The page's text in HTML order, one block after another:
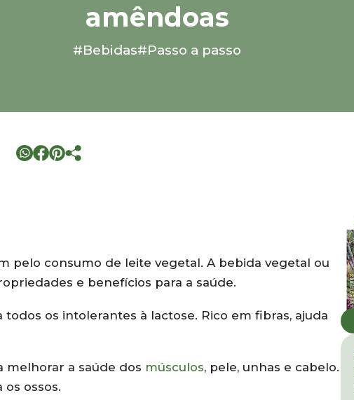
amêndoas
#Bebidas#Passo a passo
pelo consumo de leite vegetal. A bebida vegetal ou
e benefícios para a saúde.
os intolerantes à lactose. Rico em fibras, ajuda
melhorar a saúde dos músculos, pele, unhas e cabelo.
ossos.